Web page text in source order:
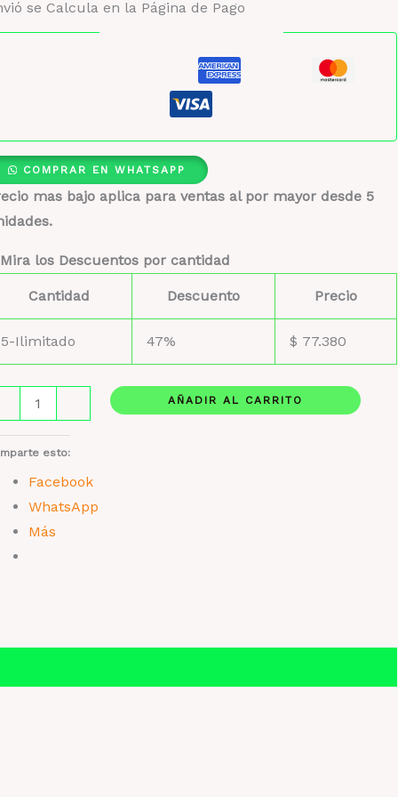
se Calcula en la Página de Pago
COMPRAR EN WHATSAPP
mas bajo aplica para ventas al por mayor desde 5
los Descuentos por cantidad
Cantidad Descuento Precio
5-Ilimitado 47% $ 77.380
AÑADIR AL CARRITO
esto:
Facebook
WhatsApp
Más